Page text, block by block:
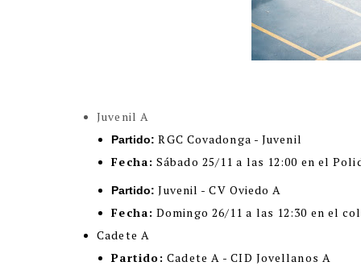
Juvenil A
Partido: RGC Covadonga - Juvenil
Fecha: Sábado 25/11 a las 12:00 en el
Partido: Juvenil - CV Oviedo A
Fecha: Domingo 26/11 a las 12:30 en el
Cadete A
Partido: Cadete A - CID Jovellanos A